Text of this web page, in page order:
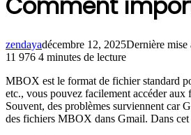
zendayadécembre 12, 2025Dernière mise
11 976 4 minutes de lecture
MBOX est le format de fichier standard
etc., vous pouvez facilement accéder
Souvent, des problèmes surviennent car
des fichiers MBOX dans Gmail. Dans cet